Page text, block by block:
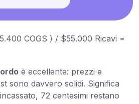
COGS ) / $55.000 Ricavi =
è eccellente: prezzi e
sono davvero solidi. Significa
72 centesimi restano